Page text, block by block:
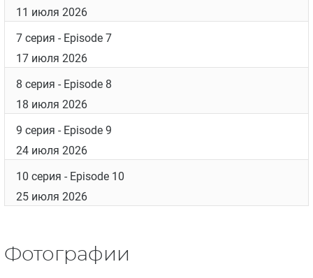
11 июля 2026
7 серия - Episode 7
17 июля 2026
8 серия - Episode 8
18 июля 2026
9 серия - Episode 9
24 июля 2026
10 серия - Episode 10
25 июля 2026
Фотографии